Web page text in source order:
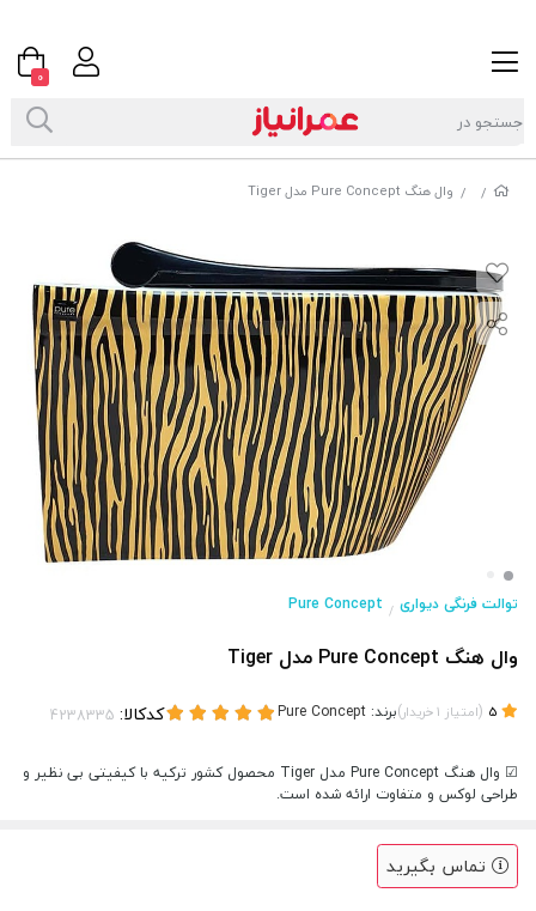
/
/ وال هنگ Pure Concept مدل Tiger
توالت فرنگی دیواری /
Pure Concept
وال هنگ Pure Concept مدل Tiger
(امتیاز 1خریدار)برند: Pure Concept کدکالا:
☑ وال هنگ Pure Concept مدل Tiger محصول کشور ترکیه با کیفیتی بی نظیر و
طراحی لوکس و متفاوت ارائه شده است.
تماس بگیرید
0